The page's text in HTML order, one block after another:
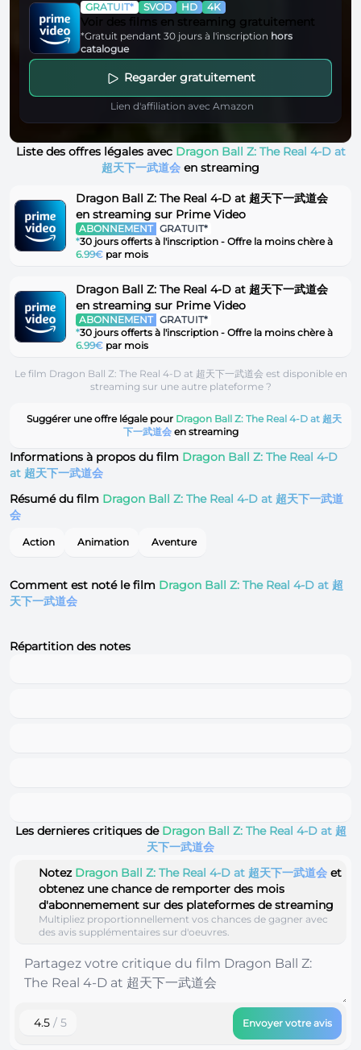
GRATUIT* SVOD HD 4K
Voir des films en streaming gratuitement
*Gratuit pendant 30 jours à l'inscription hors
catalogue
Regarder gratuitement
Lien d'affiliation avec Amazon
Liste des offres légales avec Dragon Ball Z: The Real 4-D at
超天下一武道会 en streaming
Dragon Ball Z: The Real 4-D at 超天下一武道会
en streaming sur Prime Video
ABONNEMENT GRATUIT*
*30 jours offerts à l'inscription - Offre la moins chère à
6.99€ par mois
Dragon Ball Z: The Real 4-D at 超天下一武道会
en streaming sur Prime Video
ABONNEMENT GRATUIT*
*30 jours offerts à l'inscription - Offre la moins chère à
6.99€ par mois
Le film Dragon Ball Z: The Real 4-D at 超天下一武道会 est disponible en
streaming sur une autre plateforme ?
Suggérer une offre légale pour Dragon Ball Z: The Real 4-D at 超天
下一武道会en streaming
Informations à propos du film Dragon Ball Z: The Real 4-D
at 超天下一武道会
Résumé du film Dragon Ball Z: The Real 4-D at 超天下一武道
会
Action Animation Aventure
Comment est noté le film Dragon Ball Z: The Real 4-D at 超
天下一武道会
Répartition des notes
Les dernieres critiques de Dragon Ball Z: The Real 4-D at 超
天下一武道会
Notez Dragon Ball Z: The Real 4-D at 超天下一武道会 et
obtenez une chance de remporter des mois
d'abonnemement sur des plateformes de streaming
Multipliez proportionnellement vos chances de gagner avec
des avis supplémentaires sur d'oeuvres.
4.5 / 5 Envoyer votre avis